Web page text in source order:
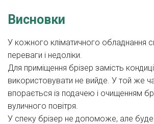
Висновки
У кожного кліматичного обладнання
переваги і недоліки.
Для приміщення брізер замість
використовувати не вийде. У той же
впорається із подачею і очищенням
вуличного повітря.
У спеку брізер не допоможе, але